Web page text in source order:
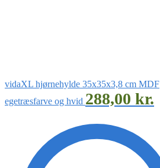
vidaXL hjørnehylde 35x35x3,8 cm MDF
egetræsfarve og hvid 288,00 kr.